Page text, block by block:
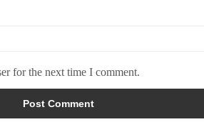
for the next time I comment.